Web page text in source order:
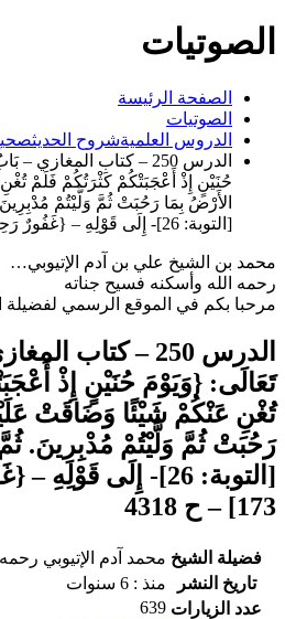
الصفحة الرئيسة
الصوتيات
الدروس العلميةشروح الحديث صحيح
الدرس 250 – كتاب المغازي –
حُنَيْنٍ إِذْ أَعْجَبَتْكُمْ كَثْرَتُكُمْ فَلَمْ تُغْنِ
الأَرْضُ بِمَا رَحُبَتْ ثُمَّ وَلَّيْتُمْ مُدْبِرِينَ. ثُمَّ
[التوبة: 26]- إِلَى قَوْلِهِ – {غَفُورٌ رَحِيمٌ} [البقرة: 173] – ح 4318
بن الشيخ علي بن آدم الإتيوبي…
الله وأسكنه فسيح جناته
بكم في الموقع الرسمي لفضيلة
الدرس 250 – كتاب
{وَيَوْمَ حُنَيْنٍ إِذْ
عَنْكُمْ شَيْئًا وَضَاقَتْ عَلَيْكُمُ
ثُمَّ وَلَّيْتُمْ مُدْبِرِينَ. ثُمَّ
[التوبة: 26]- إِلَى قَوْلِهِ
الشيخ محمد آدم الإتيوبي رحمه الله
النشر منذ : 6 سنوات
الزيارات 639